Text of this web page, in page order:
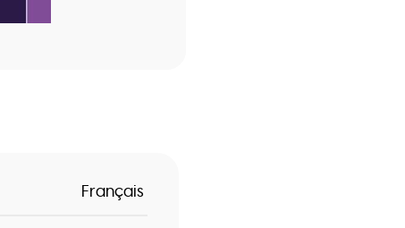
Français